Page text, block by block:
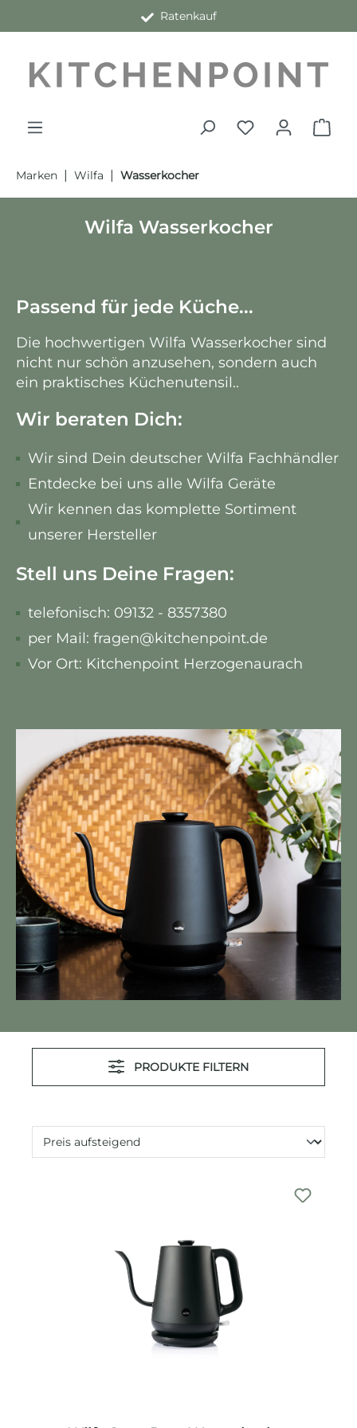
Ratenkauf
Marken | Wilfa | Wasserkocher
Wilfa Wasserkocher
Passend für jede Küche...
Die hochwertigen Wilfa Wasserkocher sind
nicht nur schön anzusehen, sondern auch
ein praktisches Küchenutensil..
Wir beraten Dich:
Wir sind Dein deutscher Wilfa Fachhändler
Entdecke bei uns alle Wilfa Geräte
Wir kennen das komplette Sortiment
unserer Hersteller
Stell uns Deine Fragen:
telefonisch: 09132 - 8357380
per Mail: fragen@kitchenpoint.de
Vor Ort: Kitchenpoint Herzogenaurach
PRODUKTE FILTERN